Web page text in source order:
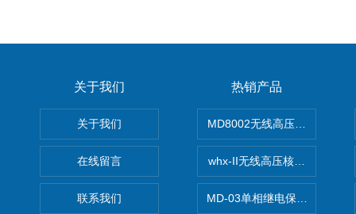
关于我们
关于我们
在线留言
联系我们
热销产品
MD8002无线高压核相仪
whx-II无线高压核相仪
MD-03单相继电保护测试仪价